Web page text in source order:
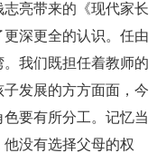
亮带来的《现代家长
深更全的认识。任由
我们既担任着教师的
发展的方方面面，今
要有所分工。记忆当
没有选择父母的权